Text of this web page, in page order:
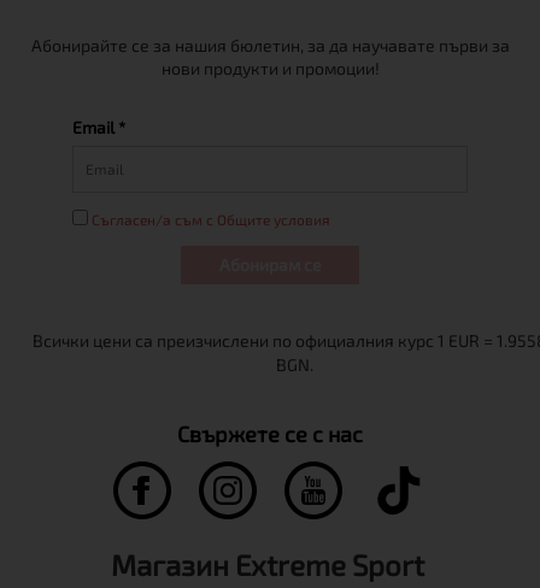
Абонирайте се за нашия бюлетин, за да научавате първи за
нови продукти и промоции!
Email *
Съгласен/а съм с Общите условия
Свържете се с нас
Магазин Extreme Sport